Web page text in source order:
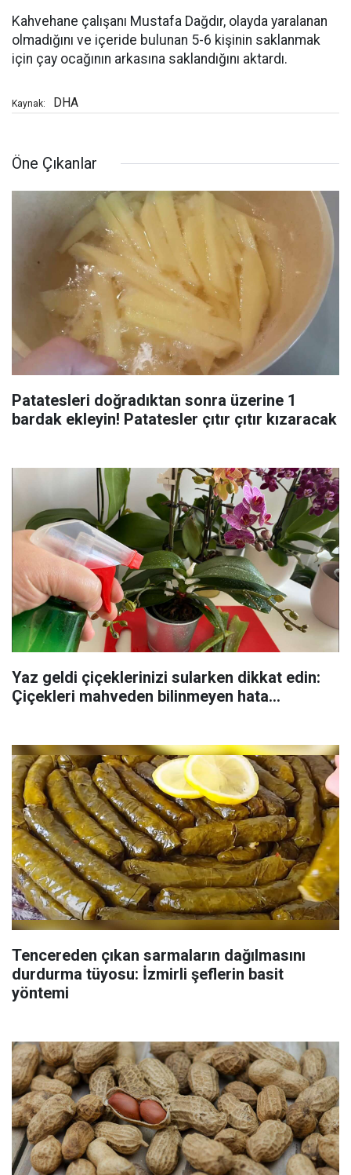
Kahvehane çalışanı Mustafa Dağdır, olayda yaralanan
olmadığını ve içeride bulunan 5-6 kişinin saklanmak
için çay ocağının arkasına saklandığını aktardı.
Kaynak: DHA
Öne Çıkanlar
Patatesleri doğradıktan sonra üzerine 1
bardak ekleyin! Patatesler çıtır çıtır kızaracak
Yaz geldi çiçeklerinizi sularken dikkat edin:
Çiçekleri mahveden bilinmeyen hata...
Tencereden çıkan sarmaların dağılmasını
durdurma tüyosu: İzmirli şeflerin basit
yöntemi